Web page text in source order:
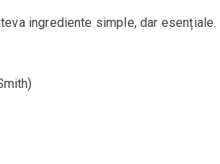
ingrediente simple, dar esențiale.